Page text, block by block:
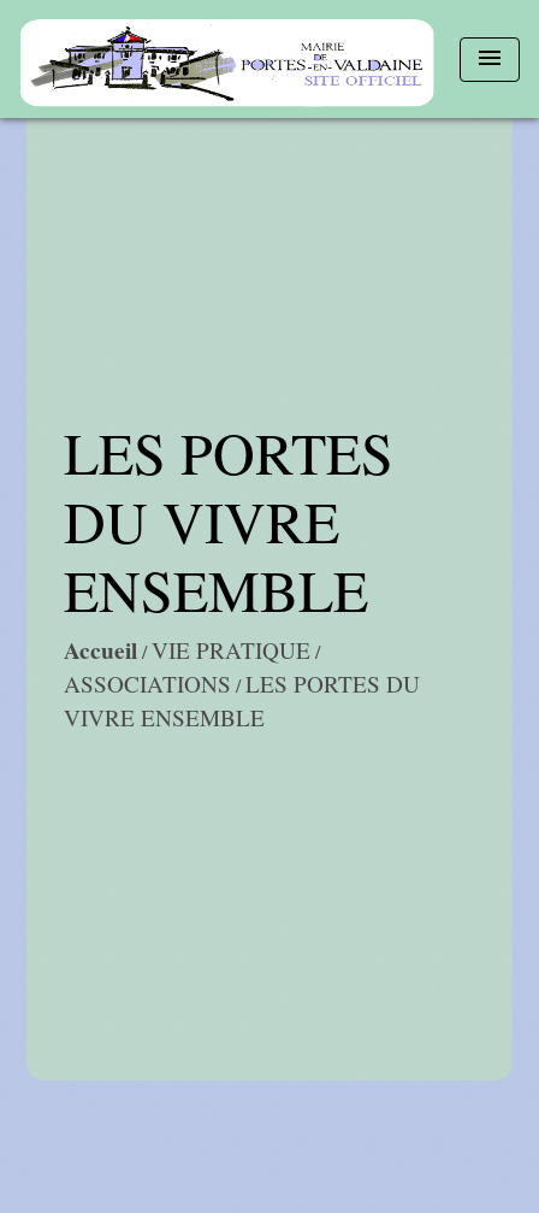
menu
LES PORTES
DU VIVRE
ENSEMBLE
Accueil/VIE PRATIQUE/
ASSOCIATIONS /LES PORTES DU
VIVRE ENSEMBLE